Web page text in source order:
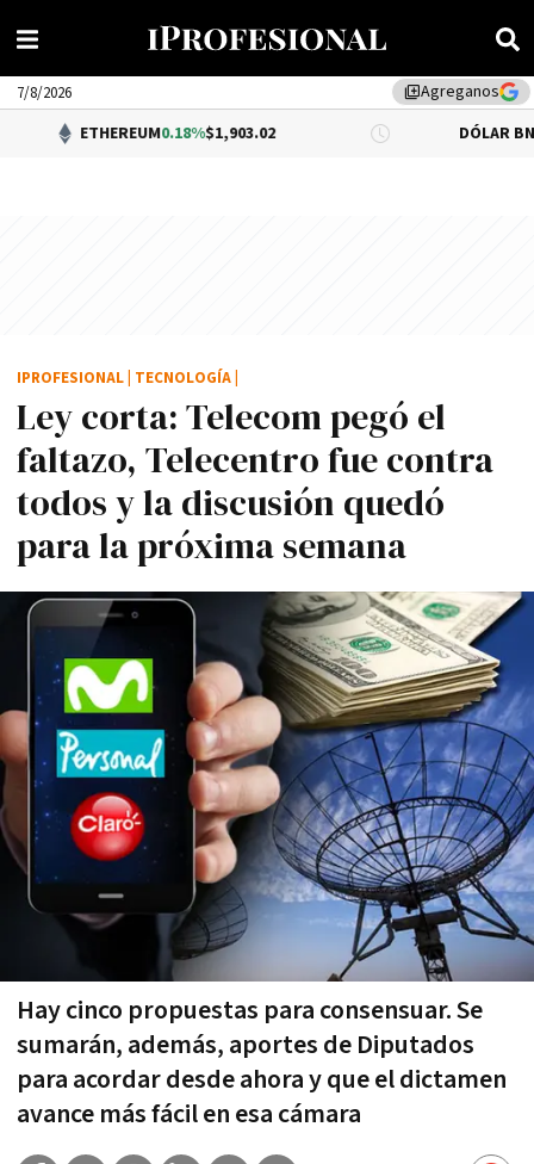
library_addAgreganos
7/8/2026
0.18%$1,903.02 DÓLAR BNA $1,520.00
Ley corta: Telecom pegó el
faltazo, Telecentro fue contra
todos y la discusión quedó
para la próxima semana
Hay cinco propuestas para consensuar. Se
sumarán, además, aportes de Diputados
para acordar desde ahora y que el dictamen
avance más fácil en esa cámara
IPROFESIONAL TECNOLOGÍA